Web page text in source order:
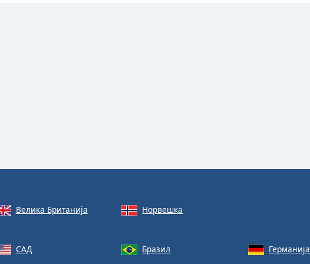
Велика Британија Норвешка
САД Бразил Германија